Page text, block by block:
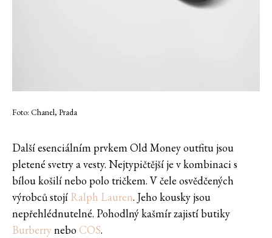
Foto: Chanel, Prada
Další esenciálním prvkem Old Money outfitu jsou
pletené svetry a vesty. Nejtypičtější je v kombinaci s
bílou košilí nebo polo tričkem. V čele osvědčených
výrobců stojí Ralph Lauren. Jeho kousky jsou
nepřehlédnutelné. Pohodlný kašmír zajistí butiky
BurberryneboCOS.